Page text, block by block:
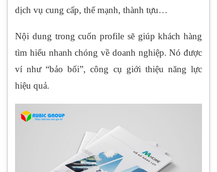
dịch vụ cung cấp, thế mạnh, thành tựu…
Nội dung trong cuốn profile sẽ giúp khách hàng
tìm hiểu nhanh chóng về doanh nghiệp. Nó được
ví như “bảo bối”, công cụ giới thiệu năng lực
hiệu quả.